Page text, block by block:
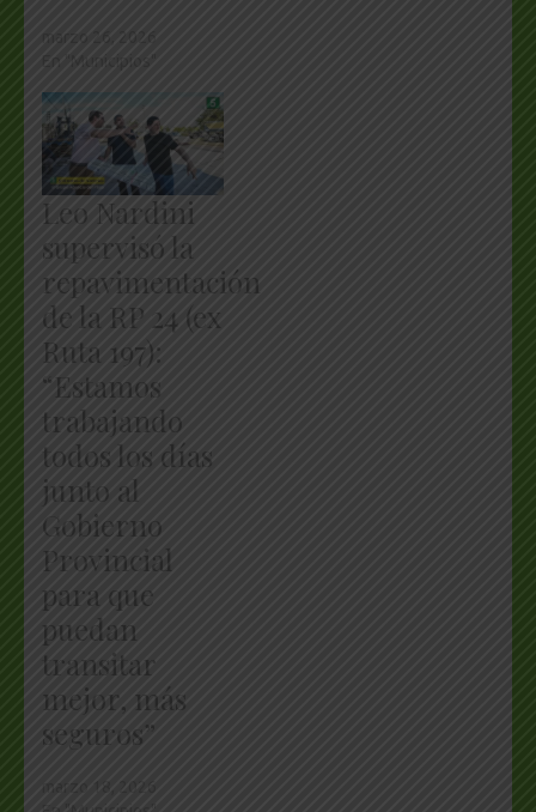
Leo Nardini
supervisó la
repavimentación
de la RP 24 (ex
Ruta 197):
“Estamos
trabajando
todos los días
junto al
Gobierno
Provincial
para que
puedan
transitar
mejor, más
seguros”